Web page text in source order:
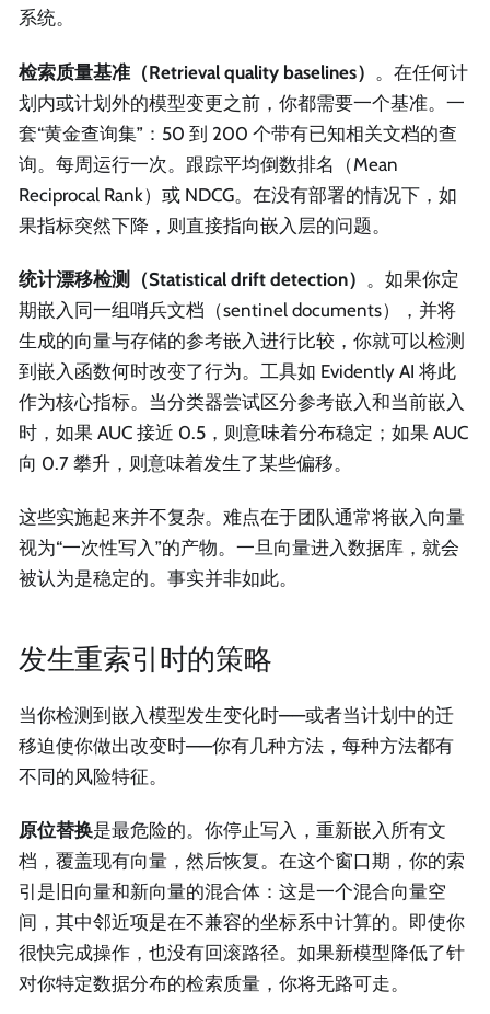
系统。
检索质量基准（Retrieval quality baselines） 。在任何计
划内或计划外的模型变更之前，你都需要一个基准。一
套“黄金查询集”：50 到 200 个带有已知相关文档的查
询。每周运行一次。跟踪平均倒数排名（Mean
Reciprocal Rank）或 NDCG。在没有部署的情况下，如
果指标突然下降，则直接指向嵌入层的问题。
统计漂移检测（Statistical drift detection） 。如果你定
期嵌入同一组哨兵文档（sentinel documents），并将
生成的向量与存储的参考嵌入进行比较，你就可以检测
到嵌入函数何时改变了行为。工具如 Evidently AI 将此
作为核心指标。当分类器尝试区分参考嵌入和当前嵌入
时，如果 AUC 接近 0.5，则意味着分布稳定；如果 AUC
向 0.7 攀升，则意味着发生了某些偏移。
这些实施起来并不复杂。难点在于团队通常将嵌入向量
视为“一次性写入”的产物。一旦向量进入数据库，就会
被认为是稳定的。事实并非如此。
发生重索引时的策略
当你检测到嵌入模型发生变化时——或者当计划中的迁
移迫使你做出改变时——你有几种方法，每种方法都有
不同的风险特征。
原位替换是最危险的。你停止写入，重新嵌入所有文
档，覆盖现有向量，然后恢复。在这个窗口期，你的索
引是旧向量和新向量的混合体：这是一个混合向量空
间，其中邻近项是在不兼容的坐标系中计算的。即使你
很快完成操作，也没有回滚路径。如果新模型降低了针
对你特定数据分布的检索质量，你将无路可走。